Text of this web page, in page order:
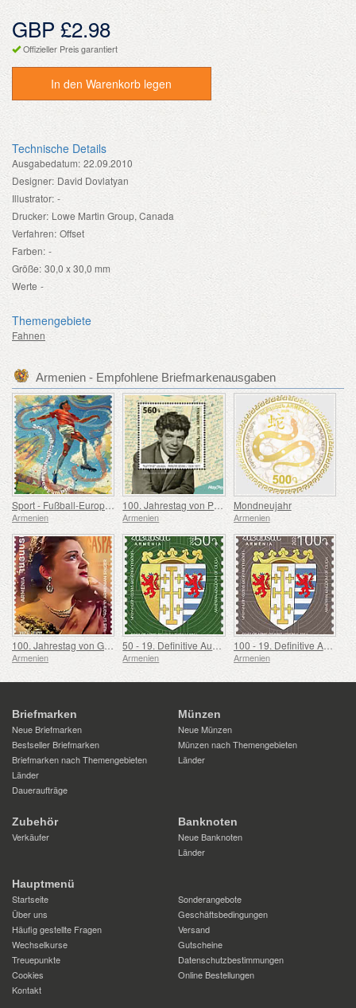
GBP £2.98
Offizieller Preis garantiert
In den Warenkorb legen
Technische Details
Ausgabedatum: 22.09.2010
Designer: David Dovlatyan
Illustrator: -
Drucker: Lowe Martin Group, Canada
Verfahren: Offset
Farben: -
Größe: 30,0 x 30,0 mm
Werte -
Themengebiete
Fahnen
Armenien - Empfohlene Briefmarkenausgaben
Sport - Fußball-Europameisterschaft, Euro
Armenien
100. Jahrestag von Paruyr Sevak
Armenien
Mondneujahr
Armenien
100. Jahrestag von Gohar Gasparyan
Armenien
50 - 19. Definitive Ausgabe, Armenische Wappen
Armenien
100 - 19. Definitive Ausgabe, Armenische Wappen
Armenien
Briefmarken
Neue Briefmarken
Bestseller Briefmarken
Briefmarken nach Themengebieten
Länder
Daueraufträge
Münzen
Neue Münzen
Münzen nach Themengebieten
Länder
Zubehör
Verkäufer
Banknoten
Neue Banknoten
Länder
Hauptmenü
Startseite
Sonderangebote
Über uns
Geschäftsbedingungen
Häufig gestellte Fragen
Versand
Wechselkurse
Gutscheine
Treuepunkte
Datenschutzbestimmungen
Cookies
Online Bestellungen
Kontakt